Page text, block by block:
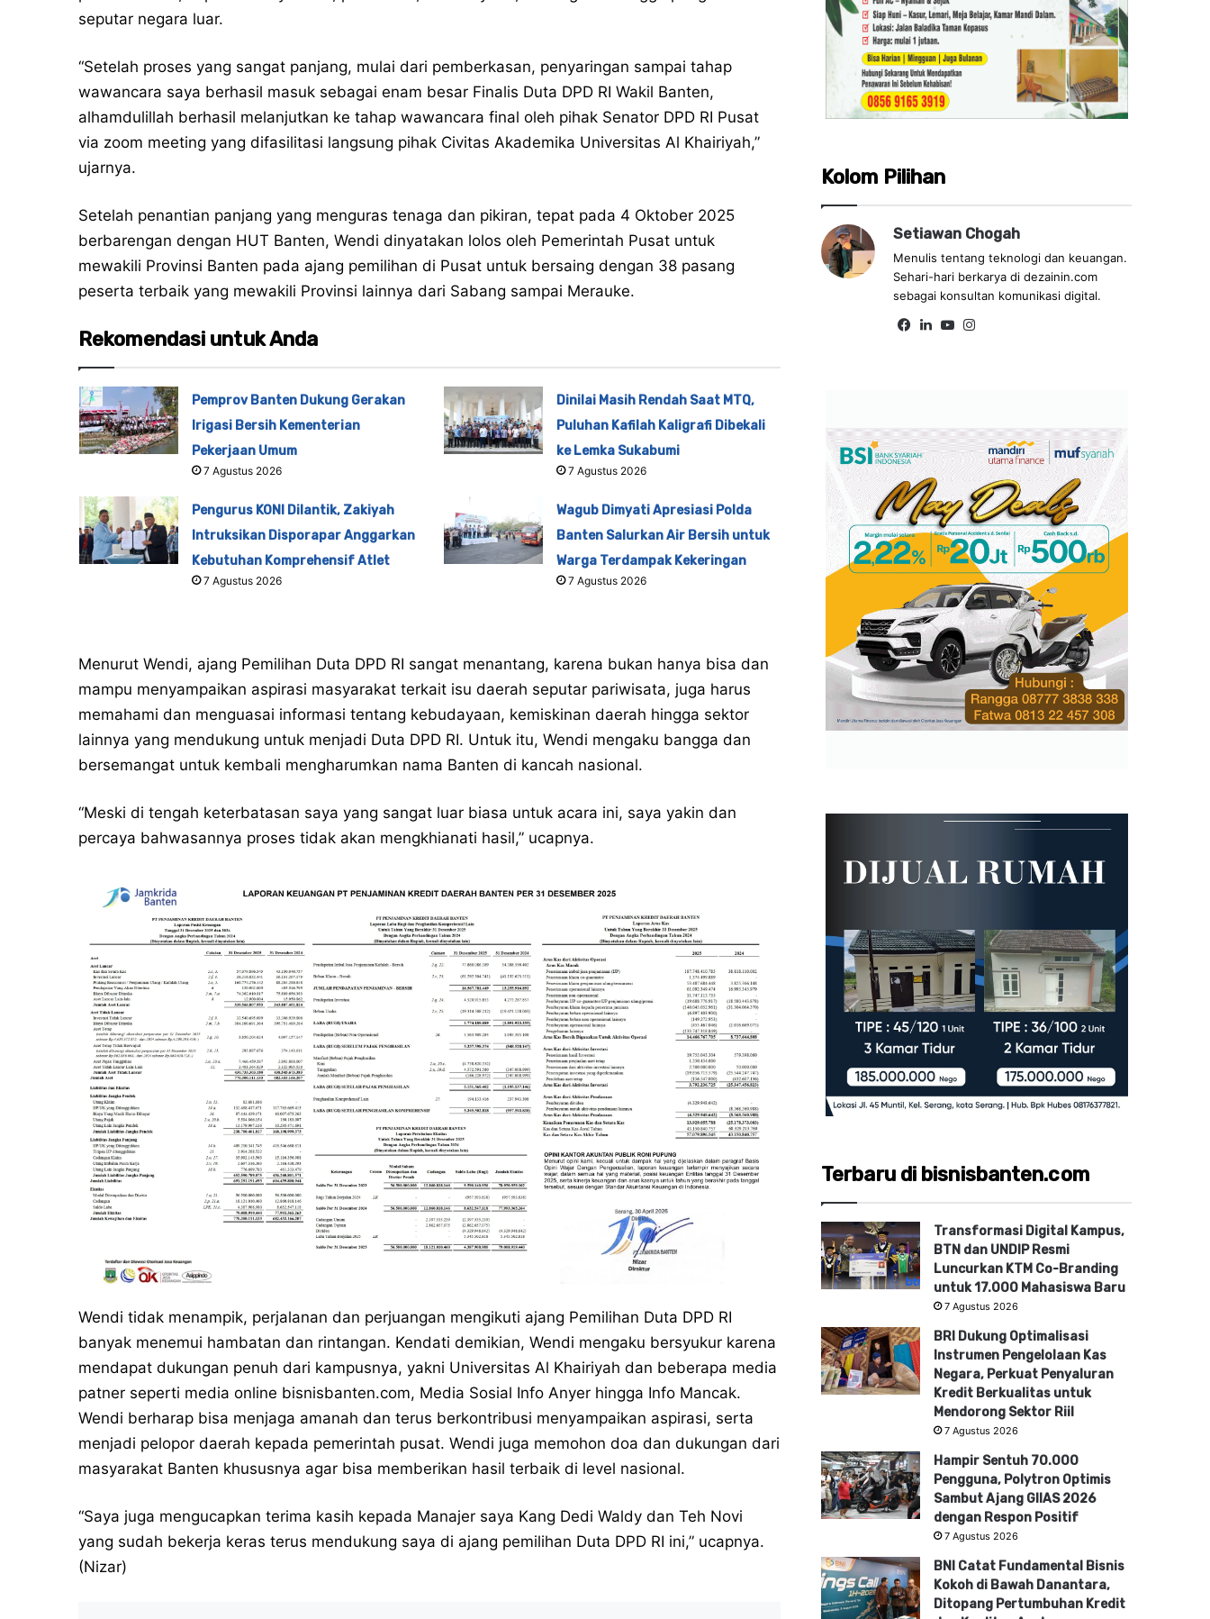
seputar negara luar.
“Setelah proses yang sangat panjang, mulai dari pemberkasan, penyaringan sampai tahap
wawancara saya berhasil masuk sebagai enam besar Finalis Duta DPD RI Wakil Banten,
alhamdulillah berhasil melanjutkan ke tahap wawancara final oleh pihak Senator DPD RI Pusat
via zoom meeting yang difasilitasi langsung pihak Civitas Akademika Universitas Al Khairiyah,”
ujarnya.
Setelah penantian panjang yang menguras tenaga dan pikiran, tepat pada 4 Oktober 2025
berbarengan dengan HUT Banten, Wendi dinyatakan lolos oleh Pemerintah Pusat untuk
mewakili Provinsi Banten pada ajang pemilihan di Pusat untuk bersaing dengan 38 pasang
peserta terbaik yang mewakili Provinsi lainnya dari Sabang sampai Merauke.
Rekomendasi untuk Anda
Pemprov Banten Dukung Gerakan
Irigasi Bersih Kementerian
Pekerjaan Umum
7 Agustus 2026
Dinilai Masih Rendah Saat MTQ,
Puluhan Kafilah Kaligrafi Dibekali
ke Lemka Sukabumi
7 Agustus 2026
Pengurus KONI Dilantik, Zakiyah
Intruksikan Disporapar Anggarkan
Kebutuhan Komprehensif Atlet
7 Agustus 2026
Wagub Dimyati Apresiasi Polda
Banten Salurkan Air Bersih untuk
Warga Terdampak Kekeringan
7 Agustus 2026
Menurut Wendi, ajang Pemilihan Duta DPD RI sangat menantang, karena bukan hanya bisa dan
mampu menyampaikan aspirasi masyarakat terkait isu daerah seputar pariwisata, juga harus
memahami dan menguasai informasi tentang kebudayaan, kemiskinan daerah hingga sektor
lainnya yang mendukung untuk menjadi Duta DPD RI. Untuk itu, Wendi mengaku bangga dan
bersemangat untuk kembali mengharumkan nama Banten di kancah nasional.
“Meski di tengah keterbatasan saya yang sangat luar biasa untuk acara ini, saya yakin dan
percaya bahwasannya proses tidak akan mengkhianati hasil,” ucapnya.
Wendi tidak menampik, perjalanan dan perjuangan mengikuti ajang Pemilihan Duta DPD RI
banyak menemui hambatan dan rintangan. Kendati demikian, Wendi mengaku bersyukur karena
mendapat dukungan penuh dari kampusnya, yakni Universitas Al Khairiyah dan beberapa media
patner seperti media online bisnisbanten.com, Media Sosial Info Anyer hingga Info Mancak.
Wendi berharap bisa menjaga amanah dan terus berkontribusi menyampaikan aspirasi, serta
menjadi pelopor daerah kepada pemerintah pusat. Wendi juga memohon doa dan dukungan dari
masyarakat Banten khususnya agar bisa memberikan hasil terbaik di level nasional.
“Saya juga mengucapkan terima kasih kepada Manajer saya Kang Dedi Waldy dan Teh Novi
yang sudah bekerja keras terus mendukung saya di ajang pemilihan Duta DPD RI ini,” ucapnya.
(Nizar)
Kolom Pilihan
Setiawan Chogah
Menulis tentang teknologi dan keuangan.
Sehari-hari berkarya di dezainin.com
sebagai konsultan komunikasi digital.
Fa Lin Yo
Terbaru di bisnisbanten.com
Transformasi Digital Kampus,
BTN dan UNDIP Resmi
Luncurkan KTM Co-Branding
untuk 17.000 Mahasiswa Baru
7 Agustus 2026
BRI Dukung Optimalisasi
Instrumen Pengelolaan Kas
Negara, Perkuat Penyaluran
Kredit Berkualitas untuk
Mendorong Sektor Riil
7 Agustus 2026
Hampir Sentuh 70.000
Pengguna, Polytron Optimis
Sambut Ajang GIIAS 2026
dengan Respon Positif
7 Agustus 2026
BNI Catat Fundamental Bisnis
Kokoh di Bawah Danantara,
Ditopang Pertumbuhan Kredit